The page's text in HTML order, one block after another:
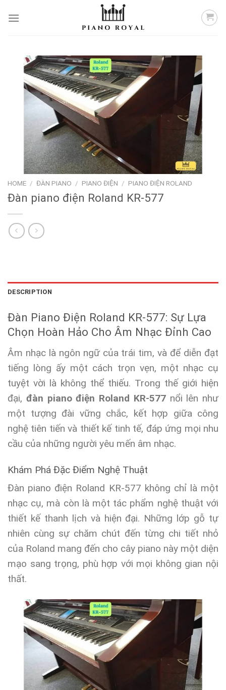
HOME / ĐÀN PIANO / PIANO ĐIỆN / PIANO ĐIỆN ROLAND
Đàn piano điện Roland KR-577
DESCRIPTION
Đàn Piano Điện Roland KR-577: Sự Lựa
Chọn Hoàn Hảo Cho Âm Nhạc Đỉnh Cao
Âm nhạc là ngôn ngữ của trái tim, và để diễn đạt
tiếng lòng ấy một cách trọn vẹn, một nhạc cụ
tuyệt vời là không thể thiếu. Trong thế giới hiện
đại, đàn piano điện Roland KR-577nổi lên như
một tượng đài vững chắc, kết hợp giữa công
nghệ tiên tiến và thiết kế tinh tế, đáp ứng mọi nhu
cầu của những người yêu mến âm nhạc.
Khám Phá Đặc Điểm Nghệ Thuật
Đàn piano điện Roland KR-577 không chỉ là một
nhạc cụ, mà còn là một tác phẩm nghệ thuật với
thiết kế thanh lịch và hiện đại. Những lớp gỗ tự
nhiên cùng sự chăm chút đến từng chi tiết nhỏ
của Roland mang đến cho cây piano này một diện
mạo sang trọng, phù hợp với mọi không gian nội
thất.